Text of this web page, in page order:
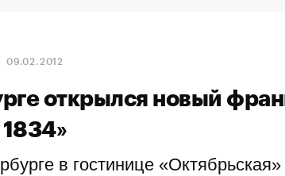
09.02.2012
открылся новый
в гостинице